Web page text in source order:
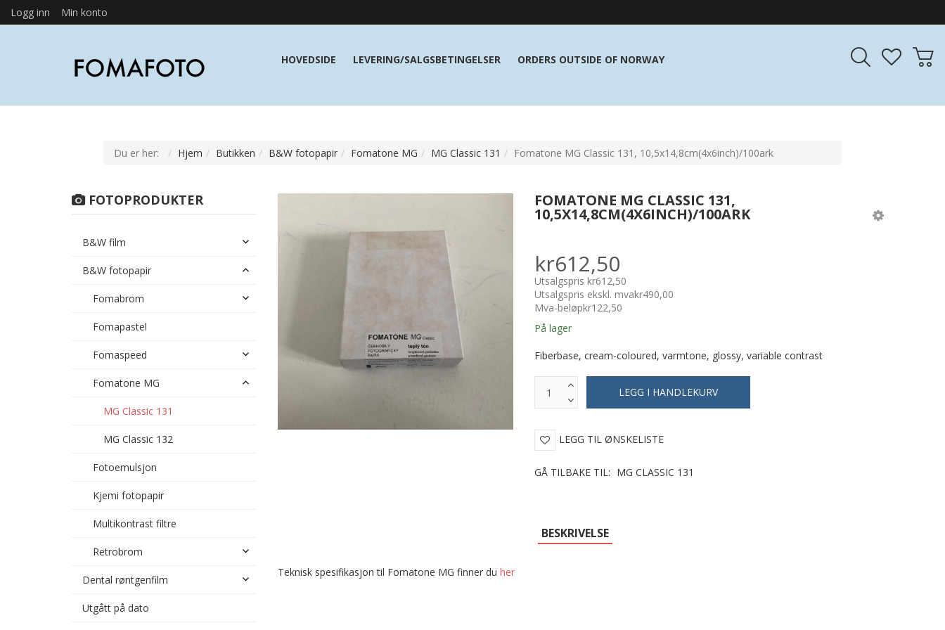
Logg inn Min konto
HOVEDSIDE LEVERING/SALGSBETINGELSER ORDERS OUTSIDE OF NORWAY
Du er her: Hjem Butikken B&W fotopapir Fomatone MG MG Classic 131 Fomatone MG Classic 131, 10,5x14,8cm(4x6inch)/100ark
FOTOPRODUKTER
B&W film
B&W fotopapir
Fomabrom
Fomapastel
Fomaspeed
Fomatone MG
MG Classic 131
MG Classic 132
Fotoemulsjon
Kjemi fotopapir
Multikontrast filtre
Retrobrom
Dental røntgenfilm
Utgått på dato
FOMATONE MG CLASSIC 131,
10,5X14,8CM(4X6INCH)/100ARK
kr612,50
Utsalgspriskr612,50
Utsalgspris ekskl. mvakr490,00
Mva-beløpkr122,50
På lager
Fiberbase, cream-coloured, varmtone, glossy, variable contrast
LEGG TIL ØNSKELISTE
GÅ TILBAKE TIL: MG CLASSIC 131
BESKRIVELSE
Teknisk spesifikasjon til Fomatone MG finner du her